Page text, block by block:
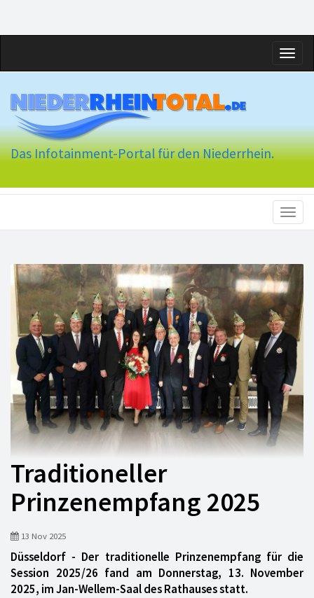
Das Infotainment-Portal für den Niederrhein.
Traditioneller
Prinzenempfang 2025
13 Nov 2025
Düsseldorf - Der traditionelle Prinzenempfang für die
Session 2025/26 fand am Donnerstag, 13. November
2025, im Jan-Wellem-Saal des Rathauses statt.